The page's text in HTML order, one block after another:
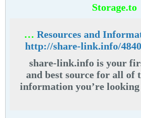
Storage.to
share-link.info - share link Resources and Information.
http://share-link.info/
share-link.info is your
and best source for all of
information you’re